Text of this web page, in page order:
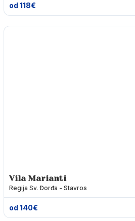
od 118€
Vila Marianti
Regija Sv. Đorđa - Stavros
od 140€